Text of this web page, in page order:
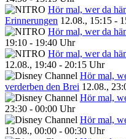
Hör mal, wer da
Erinnerungen 12.08., 15:15 -
Hör mal, wer da
19:10 - 19:40 Uhr
Hör mal, wer da
12.08., 19:40 - 20:15 Uhr
Hör mal,
verderben den Brei 12.08.,
Hör mal,
23:30 - 00:00 Uhr
Hör mal,
13.08., 00:00 - 00:30 Uhr